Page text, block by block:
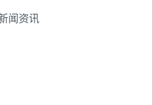
闻资讯